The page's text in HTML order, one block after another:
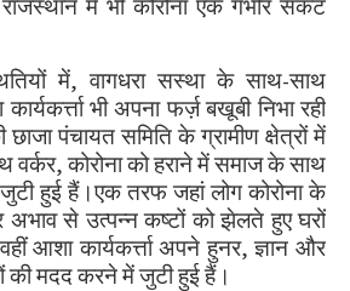
राजस्थान में भी कोरोना एक गंभीर संकट
में,वागधरा सस्था के साथ-साथ
भी अपना फर्ज़ बखूबी निभा रही
छाजा पंचायत समिति के ग्रामीण क्षेत्रों में
वर्कर,कोरोना को हराने में समाज के साथ
हुई हैं।एक तरफ जहां लोग कोरोना के
से उत्पन्न कष्टों को झेलते हुए घरों
वहीं आशा कार्यकर्त्ता अपने हुनर,ज्ञान और
की मदद करने में जुटी हुई हैं।